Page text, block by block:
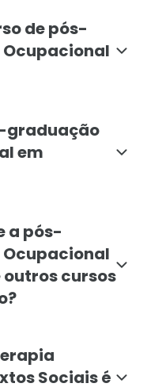
de pós-
graduação
em
a pós-
outros cursos
Sociais é